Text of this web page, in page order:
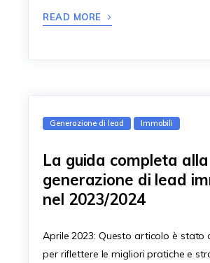
READ MORE
Generazione di lead Immobili
La guida completa alla
generazione di lead
nel 2023/2024
Aprile 2023: Questo articolo è stato
per riflettere le migliori pratiche e